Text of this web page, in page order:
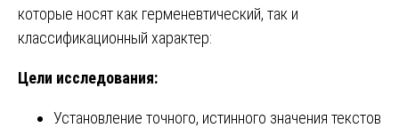
которые носят как герменевтический, так и
классификационный характер:
Цели исследования:
Установление точного, истинного значения текстов